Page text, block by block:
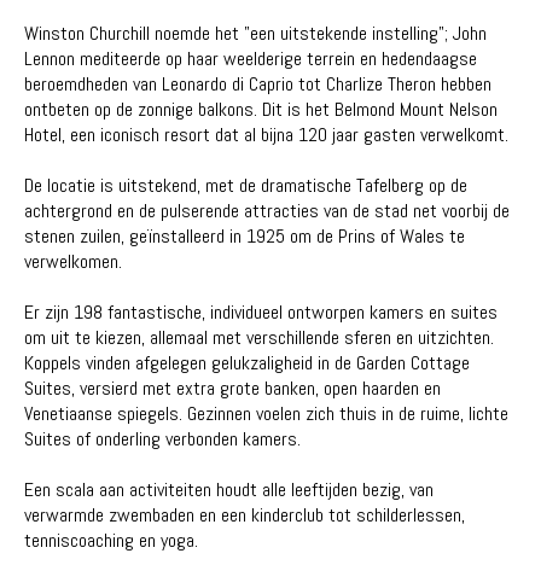
Winston Churchill noemde het "een uitstekende instelling"; John
Lennon mediteerde op haar weelderige terrein en hedendaagse
beroemdheden van Leonardo di Caprio tot Charlize Theron hebben
ontbeten op de zonnige balkons. Dit is het Belmond Mount Nelson
Hotel, een iconisch resort dat al bijna 120 jaar gasten verwelkomt.
De locatie is uitstekend, met de dramatische Tafelberg op de
achtergrond en de pulserende attracties van de stad net voorbij de
stenen zuilen, geïnstalleerd in 1925 om de Prins of Wales te
verwelkomen.
Er zijn 198 fantastische, individueel ontworpen kamers en suites
om uit te kiezen, allemaal met verschillende sferen en uitzichten.
Koppels vinden afgelegen gelukzaligheid in de Garden Cottage
Suites, versierd met extra grote banken, open haarden en
Venetiaanse spiegels. Gezinnen voelen zich thuis in de ruime, lichte
Suites of onderling verbonden kamers.
Een scala aan activiteiten houdt alle leeftijden bezig, van
verwarmde zwembaden en een kinderclub tot schilderlessen,
tenniscoaching en yoga.